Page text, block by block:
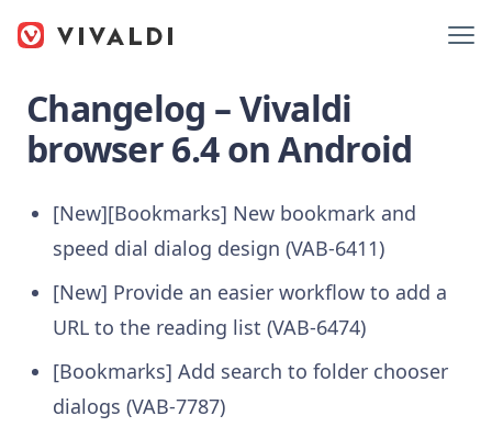
Changelog – Vivaldi
browser 6.4 on Android
[New][Bookmarks] New bookmark and
speed dial dialog design (VAB-6411)
[New] Provide an easier workflow to add a
URL to the reading list (VAB-6474)
[Bookmarks] Add search to folder chooser
dialogs (VAB-7787)